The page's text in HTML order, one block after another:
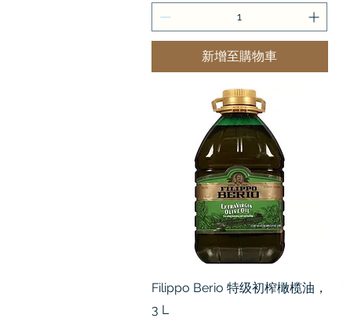
新增至購物車
快速瀏覽
Filippo Berio 特级初榨橄榄油，
3 L